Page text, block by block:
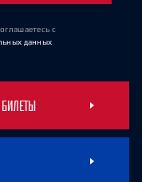
с
данных
БИЛЕТЫ